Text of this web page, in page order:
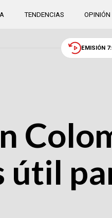
TENDENCIAS OPINIÓN
EMISIÓN
útil